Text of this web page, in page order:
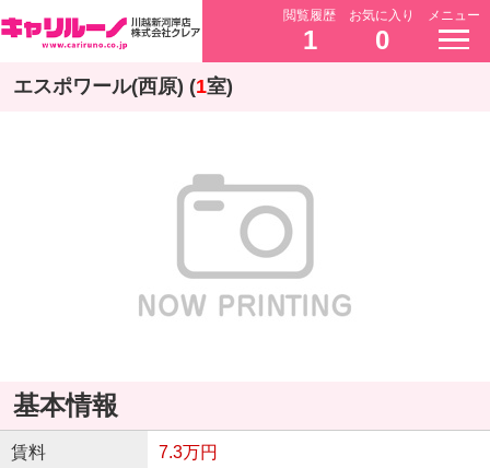
閲覧履歴
1
お気に入り
0
メニュー
エスポワール(西原) (1室)
基本情報
賃料 7.3万円